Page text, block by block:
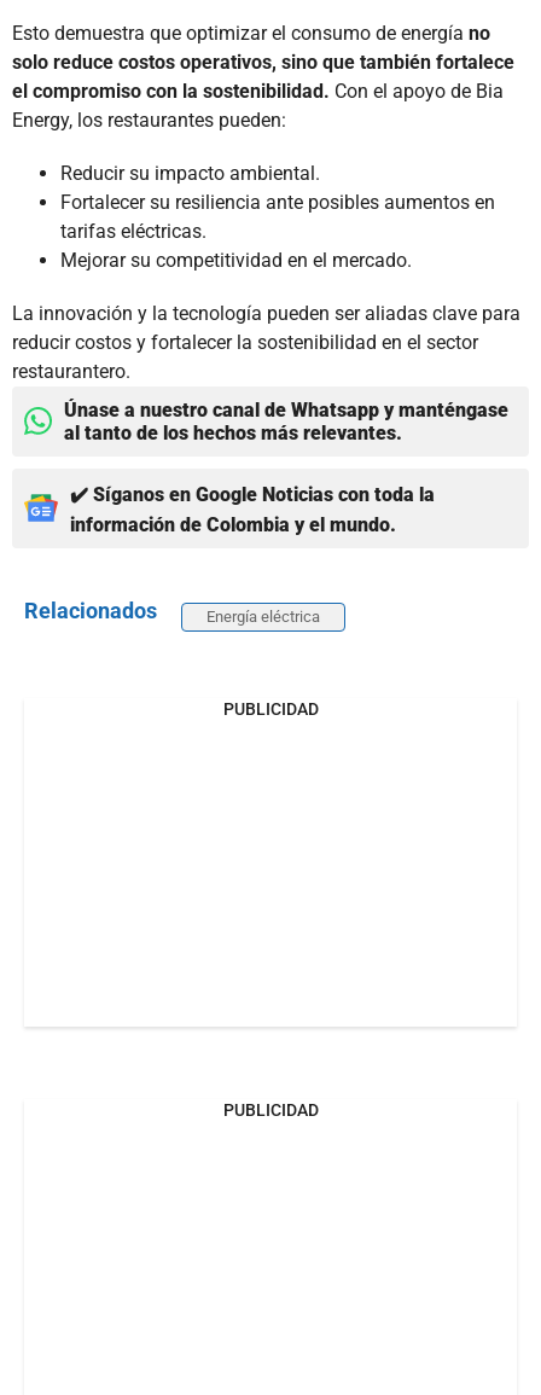
Esto demuestra que optimizar el consumo de energía no
solo reduce costos operativos, sino que también fortalece
el compromiso con la sostenibilidad. Con el apoyo de Bia
Energy, los restaurantes pueden:
Reducir su impacto ambiental.
Fortalecer su resiliencia ante posibles aumentos en
tarifas eléctricas.
Mejorar su competitividad en el mercado.
La innovación y la tecnología pueden ser aliadas clave para
reducir costos y fortalecer la sostenibilidad en el sector
restaurantero.
Únase a nuestro canal de Whatsapp y manténgase
al tanto de los hechos más relevantes.
✔️ Síganos en Google Noticias con toda la
información de Colombia y el mundo.
Relacionados Energía eléctrica
PUBLICIDAD
PUBLICIDAD